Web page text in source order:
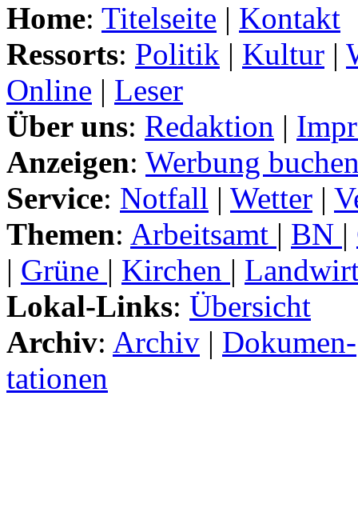
Home: Titelseite | Kontakt
Ressorts: Politik | Kultur |
Online | Leser
Über uns: Redaktion |
Anzeigen: Werbung
Service: Notfall | Wetter |
Themen: Arbeitsamt | BN |
| Grüne | Kirchen |
Lokal-Links: Übersicht
Archiv: Archiv | Dokumen-
tationen